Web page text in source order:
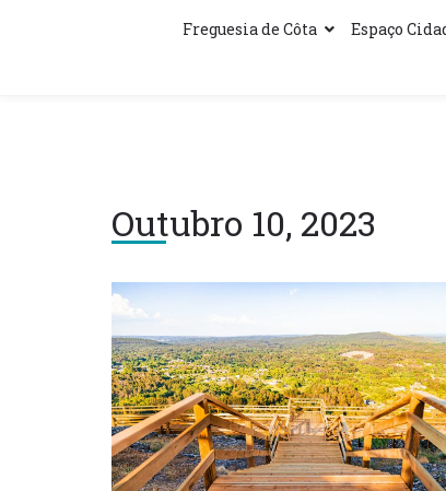
Freguesia de Côta Espaço
Outubro 10, 2023